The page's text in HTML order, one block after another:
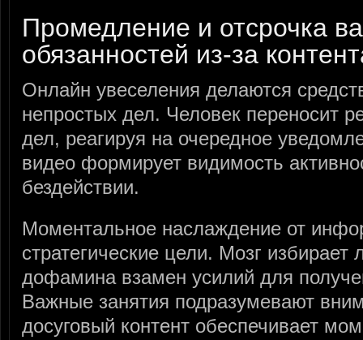
Промедление и отсрочка
обязанностей из-за
Онлайн увеселения делаются
непростых дел. Человек переносит
дел, реагируя на очередное
видео формирует видимость
бездействии.
Моментальное наслаждение от
стратегические цели. Мозг избирает
дофамина взамен усилий для
Важные занятия подразумевают
досуговый контент обеспечивает